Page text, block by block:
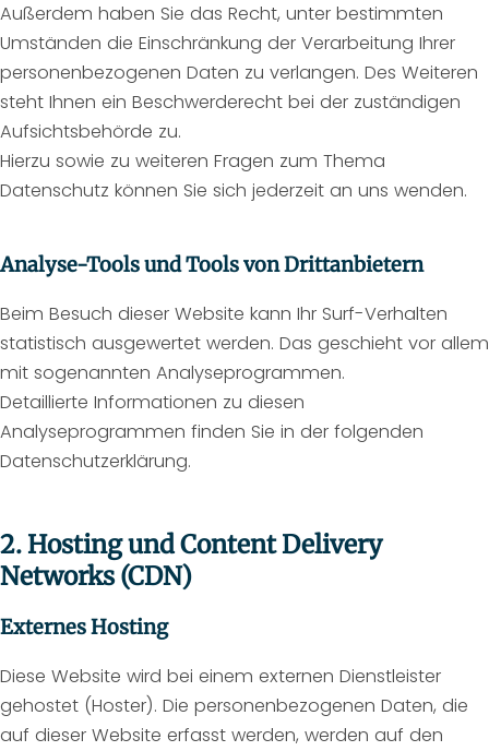
Außerdem haben Sie das Recht, unter bestimmten
Umständen die Einschränkung der Verarbeitung Ihrer
personenbezogenen Daten zu verlangen. Des Weiteren
steht Ihnen ein Beschwerderecht bei der zuständigen
Aufsichtsbehörde zu.
Hierzu sowie zu weiteren Fragen zum Thema
Datenschutz können Sie sich jederzeit an uns wenden.
Analyse-Tools und Tools von Dritt­anbietern
Beim Besuch dieser Website kann Ihr Surf-Verhalten
statistisch ausgewertet werden. Das geschieht vor allem
mit sogenannten Analyseprogrammen.
Detaillierte Informationen zu diesen
Analyseprogrammen finden Sie in der folgenden
Datenschutzerklärung.
2. Hosting und Content Delivery
Networks (CDN)
Externes Hosting
Diese Website wird bei einem externen Dienstleister
gehostet (Hoster). Die personenbezogenen Daten, die
auf dieser Website erfasst werden, werden auf den